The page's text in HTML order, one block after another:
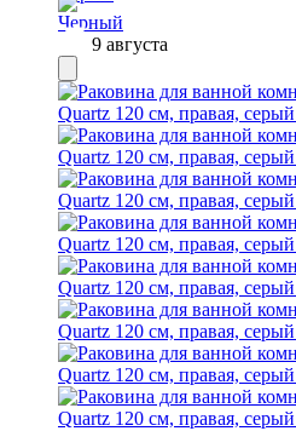
9 августа